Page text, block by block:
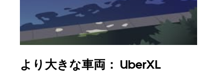
より大きな車両： UberXL